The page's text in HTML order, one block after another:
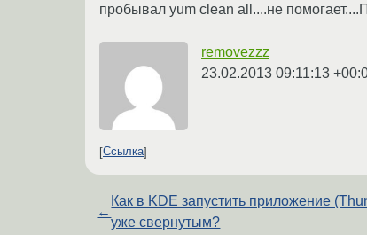
пробывал yum clean all....не
removezzz
23.02.2013 09:11:13
Ссылка
←
Как в KDE запустить приложение
уже свернутым?